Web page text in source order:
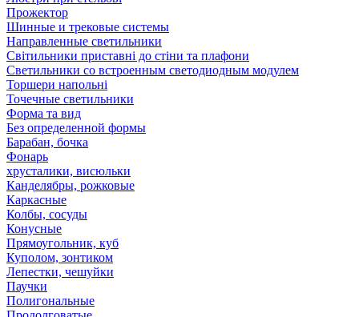
Прожектор
Шинные и трековые системы
Направленные светильники
Світильники приставні до стіни та плафони
Светильники со встроенным светодиодным модулем
Торшери напольні
Точечные светильники
Форма та вид
Без определенной формы
Барабан, бочка
Фонарь
хрусталики, висюльки
Канделябры, рожковые
Каркасные
Колбы, сосуды
Конусные
Прямоугольник, куб
Куполом, зонтиком
Лепестки, чешуйки
Паучки
Полигональные